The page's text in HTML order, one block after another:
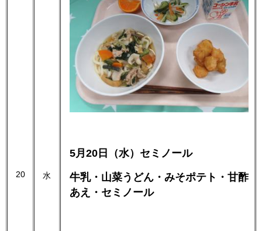
20 水
5月20日（水）セミノール
牛乳・山菜うどん・みそポテト・甘酢
あえ・セミノール